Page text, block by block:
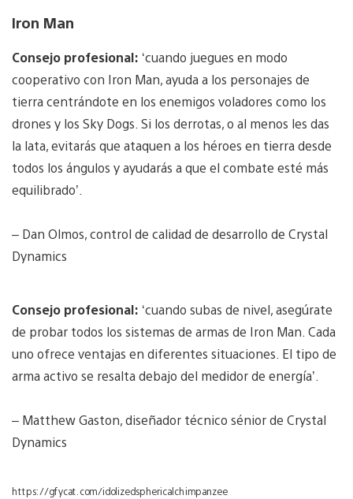
Iron Man
Consejo profesional: ‘cuando juegues en modo
cooperativo con Iron Man, ayuda a los personajes de
tierra centrándote en los enemigos voladores como los
drones y los Sky Dogs. Si los derrotas, o al menos les das
la lata, evitarás que ataquen a los héroes en tierra desde
todos los ángulos y ayudarás a que el combate esté más
equilibrado’.
– Dan Olmos, control de calidad de desarrollo de Crystal
Dynamics
Consejo profesional: ‘cuando subas de nivel, asegúrate
de probar todos los sistemas de armas de Iron Man. Cada
uno ofrece ventajas en diferentes situaciones. El tipo de
arma activo se resalta debajo del medidor de energía’.
– Matthew Gaston, diseñador técnico sénior de Crystal
Dynamics
https://gfycat.com/idolizedsphericalchimpanzee